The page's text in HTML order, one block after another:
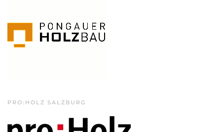
PRO:HOLZ SALZBURG